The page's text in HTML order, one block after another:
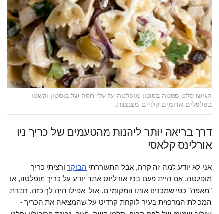
הגישו סלט פסטה בסגנון מופלטה על עלי חסה של בוסטון וקשטו
בפלפלים אדומים קלויים מצנצנת.
דרך בריאה יותר ליהנות מהטעמים של כריך ניו
אורלינס קלאסי
אני לא יודע למה זה קרה, אבל התעוררתי הבוקר ורציתי כריך
מופלטה. אם היית פעם בניו אורלינס אתה יודע על כריך מופלטה, או
"מאפה" כפי שמכנים אותו המקומיים. אולי אפילו היה לך כזה. חברת
המכולת המרכזית בעיר לוקחת קרדיט על שהמציאה את הכריך -